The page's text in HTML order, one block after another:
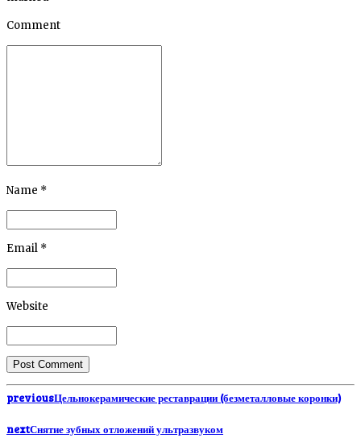
Comment
Name *
Email *
Website
Post Comment
previousЦельнокерамические реставрации (безметалловые коронки)
nextСнятие зубных отложений ультразвуком